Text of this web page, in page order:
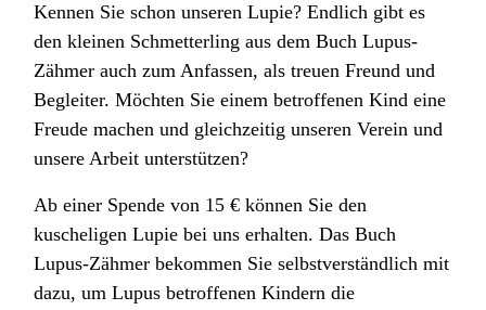
Kennen Sie schon unseren Lupie? Endlich gibt es
den kleinen Schmetterling aus dem Buch Lupus-
Zähmer auch zum Anfassen, als treuen Freund und
Begleiter. Möchten Sie einem betroffenen Kind eine
Freude machen und gleichzeitig unseren Verein und
unsere Arbeit unterstützen?
Ab einer Spende von 15 € können Sie den
kuscheligen Lupie bei uns erhalten. Das Buch
Lupus-Zähmer bekommen Sie selbstverständlich mit
dazu, um Lupus betroffenen Kindern die